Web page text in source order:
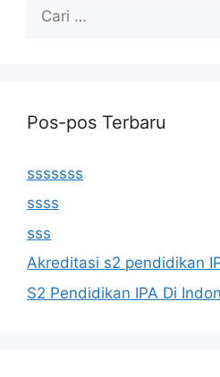
untuk:
Pos-pos Terbaru
sssssss
ssss
sss
Akreditasi s2 pendidikan
S2 Pendidikan IPA Di